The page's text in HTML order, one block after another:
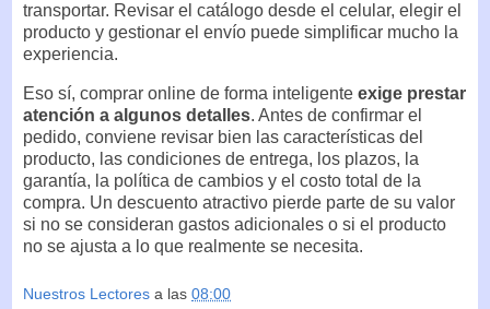
transportar. Revisar el catálogo desde el celular, elegir el
producto y gestionar el envío puede simplificar mucho la
experiencia.
Eso sí, comprar online de forma inteligente exige prestar
atención a algunos detalles. Antes de confirmar el
pedido, conviene revisar bien las características del
producto, las condiciones de entrega, los plazos, la
garantía, la política de cambios y el costo total de la
compra. Un descuento atractivo pierde parte de su valor
si no se consideran gastos adicionales o si el producto
no se ajusta a lo que realmente se necesita.
Nuestros Lectores a las 08:00